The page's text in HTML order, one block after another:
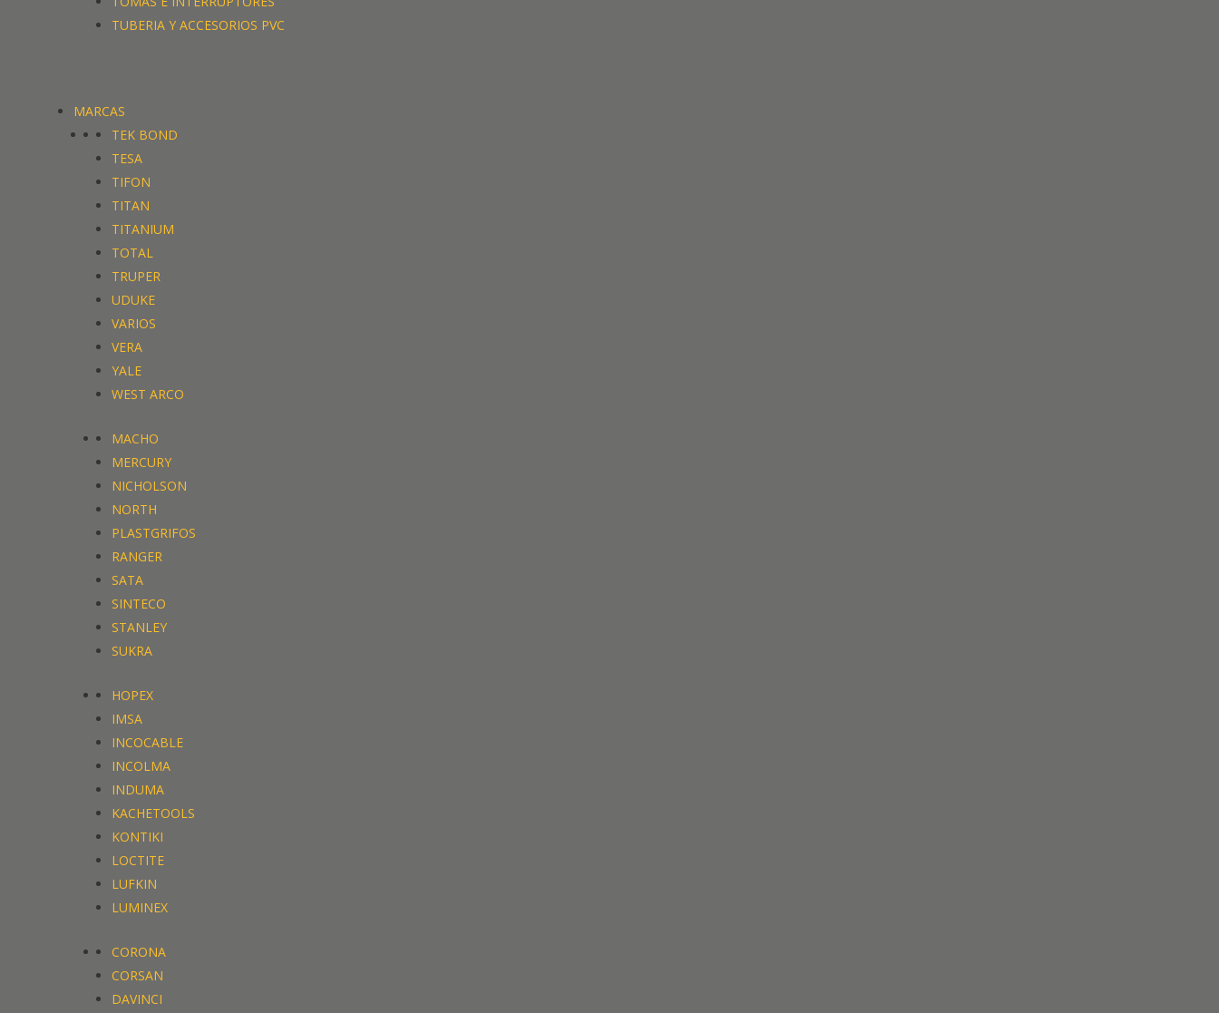
TUBERIA Y ACCESORIOS PVC
MARCAS
TEK BOND
TESA
TIFON
TITAN
TITANIUM
TOTAL
TRUPER
UDUKE
VARIOS
VERA
YALE
WEST ARCO
MACHO
MERCURY
NICHOLSON
NORTH
PLASTGRIFOS
RANGER
SATA
SINTECO
STANLEY
SUKRA
HOPEX
IMSA
INCOCABLE
INCOLMA
INDUMA
KACHETOOLS
KONTIKI
LOCTITE
LUFKIN
LUMINEX
CORONA
CORSAN
DAVINCI